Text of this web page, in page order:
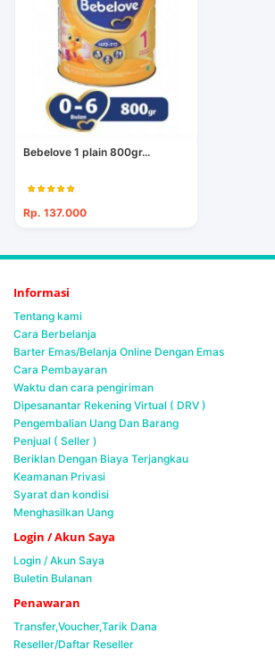
Bebelove 1 plain 800gr...
Rp. 137.000
Informasi
Tentang kami
Cara Berbelanja
Barter Emas/Belanja Online Dengan Emas
Cara Pembayaran
Waktu dan cara pengiriman
Dipesanantar Rekening Virtual ( DRV )
Pengembalian Uang Dan Barang
Penjual ( Seller )
Beriklan Dengan Biaya Terjangkau
Keamanan Privasi
Syarat dan kondisi
Menghasilkan Uang
Login / Akun Saya
Login / Akun Saya
Buletin Bulanan
Penawaran
Transfer,Voucher,Tarik Dana
Reseller/Daftar Reseller